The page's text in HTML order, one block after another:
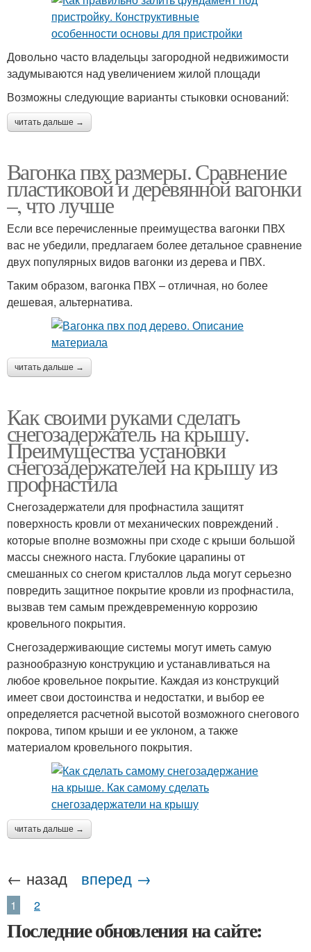
Довольно часто владельцы загородной недвижимости
задумываются над увеличением жилой площади
Возможны следующие варианты стыковки оснований:
читать дальше →
Вагонка пвх размеры. Сравнение
пластиковой и деревянной вагонки
–, что лучше
Если все перечисленные преимущества вагонки ПВХ
вас не убедили, предлагаем более детальное сравнение
двух популярных видов вагонки из дерева и ПВХ.
Таким образом, вагонка ПВХ – отличная, но более
дешевая, альтернатива.
читать дальше →
Как своими руками сделать
снегозадержатель на крышу.
Преимущества установки
снегозадержателей на крышу из
профнастила
Снегозадержатели для профнастила защитят
поверхность кровли от механических повреждений .
которые вполне возможны при сходе с крыши большой
массы снежного наста. Глубокие царапины от
смешанных со снегом кристаллов льда могут серьезно
повредить защитное покрытие кровли из профнастила,
вызвав тем самым преждевременную коррозию
кровельного покрытия.
Снегозадерживающие системы могут иметь самую
разнообразную конструкцию и устанавливаться на
любое кровельное покрытие. Каждая из конструкций
имеет свои достоинства и недостатки, и выбор ее
определяется расчетной высотой возможного снегового
покрова, типом крыши и ее уклоном, а также
материалом кровельного покрытия.
читать дальше →
← назад вперед →
1 2
Последние обновления на сайте: